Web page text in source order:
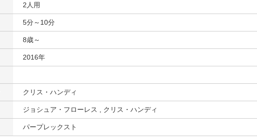
2人用
5分～10分
8歳～
2016年
クリス・ハンディ
ジョシュア・フローレス , クリス・ハンディ
パープレックスト